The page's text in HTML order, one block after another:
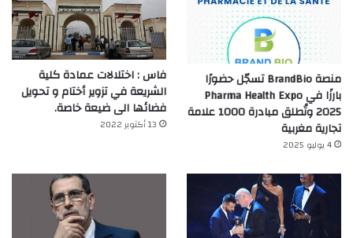
منصة BrandBio تسجّل حضورًا
بارزًا في Pharma Health Expo
2025 وتُطلق مبادرة 1000 علامة
تجارية مغربية
4 يوليو 2025
فاس : اختلالات عمادة كلية
الشريعة في تزوير أختام و تحويل
فضائها الى ضيعة خاصة.
13 أكتوبر 2022